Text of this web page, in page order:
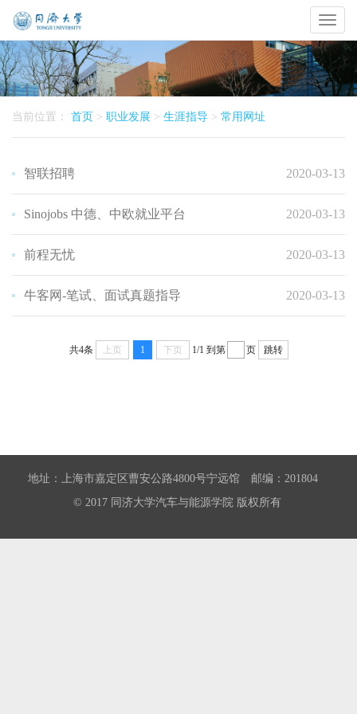
Toggle
当前位置： 首页 > 职业发展 > 生涯指导 > 常用网址
2020-03-13
智联招聘
2020-03-13
Sinojobs 中德、中欧就业平台
2020-03-13
前程无忧
2020-03-13
牛客网-笔试、面试真题指导
共4条 上页 1 下页 1/1 到第 页 跳转
地址：上海市嘉定区曹安公路4800号宁远馆 邮编：201804
© 2017 同济大学汽车与能源学院 版权所有